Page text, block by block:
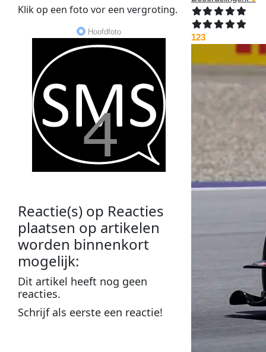
Klik op eenfoto vor eenvergroting.
Hoofdfoto
Reactie(s) op Reacties
plaatsen op artikelen
worden binnenkort
mogelijk:
Ditartikel heeft nog geen
reacties.
Schrijf als eerste een reactie!
123